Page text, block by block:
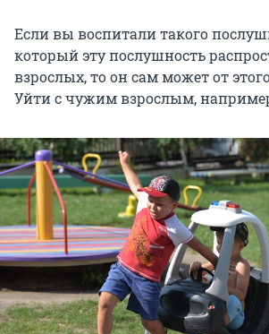
Если вы воспитали такого
который эту послушность
взрослых, то он сам может от
Уйти с чужим взрослым,